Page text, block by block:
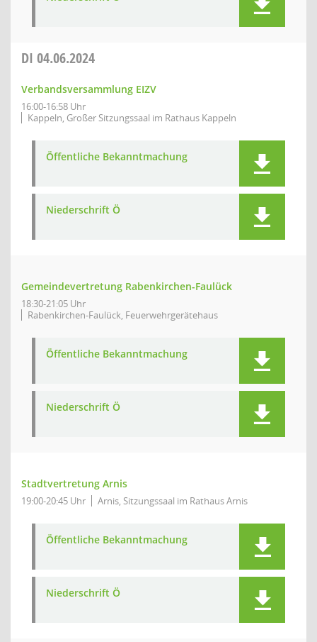
DI 04.06.2024
Verbandsversammlung EIZV
16:00-16:58 Uhr
Kappeln, Großer Sitzungssaal im Rathaus Kappeln
Öffentliche Bekanntmachung
Niederschrift Ö
Gemeindevertretung Rabenkirchen-Faulück
18:30-21:05 Uhr
Rabenkirchen-Faulück, Feuerwehrgerätehaus
Öffentliche Bekanntmachung
Niederschrift Ö
Stadtvertretung Arnis
19:00-20:45 Uhr Arnis, Sitzungssaal im Rathaus Arnis
Öffentliche Bekanntmachung
Niederschrift Ö